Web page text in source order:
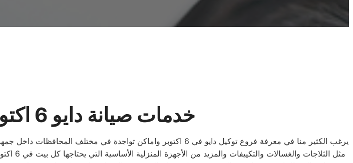
خدمات صيانة دايو 6 اكتوبر – خدمة 24 ساعة
مثل